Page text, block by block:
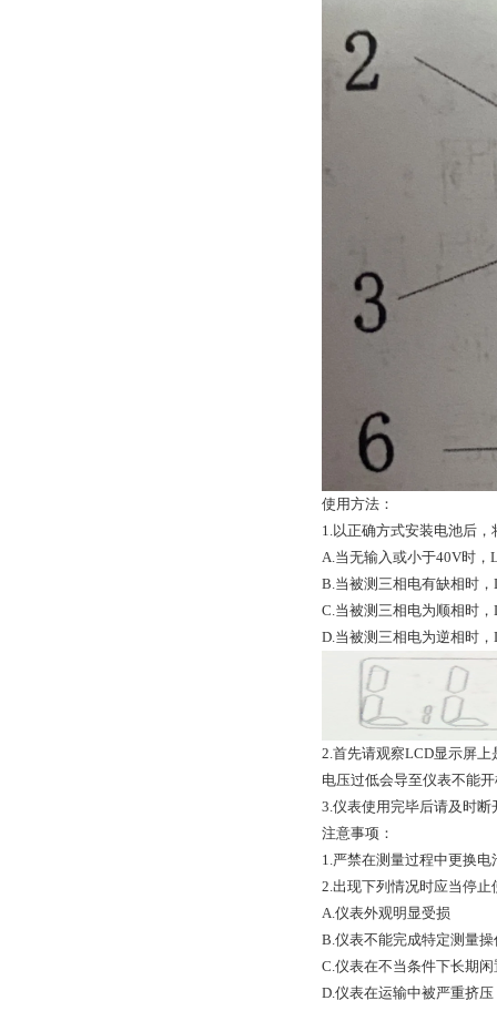
使用方法：
1.以正确方式安装电池后
A.当无输入或小于40V时，
B.当被测三相电有缺相时
C.当被测三相电为顺相时
D.当被测三相电为逆相时
2.首先请观察LCD显示屏
电压过低会导至仪表不能
3.仪表使用完毕后请及时
注意事项：
1.严禁在测量过程中更换电
2.出现下列情况时应当停
A.仪表外观明显受损
B.仪表不能完成特定测量操
C.仪表在不当条件下长期闲
D.仪表在运输中被严重挤压